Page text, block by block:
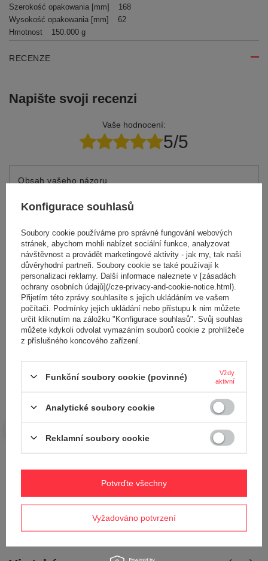
Szerokość opakowania [mm]
168
Wysokość opakowania [mm]
62
Hmotnost
150.000 g
RECENZE
Napište svoji recenzi
Vaše hodnocení:
5/5
Obsah vašeho názoru
Přidejte vlastní obrázek produktu:
Vaše jméno
POLOŽIT OTÁZKU
Potřebujete pomoc? Máte otázky?
nejzajímavější dotazy a odpovědi budou
Položit otázku
Konfigurace souhlasů
Soubory cookie používáme pro správné fungování webových
stránek, abychom mohli nabízet sociální funkce, analyzovat
návštěvnost a provádět marketingové aktivity - jak my, tak naši
důvěryhodní partneři. Soubory cookie se také používají k
personalizaci reklamy. Další informace naleznete v [zásadách
ochrany osobních údajů](/cze-privacy-and-cookie-notice.html).
Přijetím této zprávy souhlasíte s jejich ukládáním ve vašem
počítači. Podmínky jejich ukládání nebo přístupu k nim můžete
určit kliknutím na záložku "Konfigurace souhlasů". Svůj souhlas
můžete kdykoli odvolat vymazáním souborů cookie z prohlížeče
z příslušného koncového zařízení.
Funkční soubory cookie (povinné)
Vždy
aktivní
Analytické soubory cookie
Reklamní soubory cookie
Vyžadováno potvrzení
Potvrďte všechny